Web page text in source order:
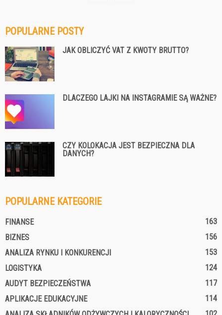
POPULARNE POSTY
JAK OBLICZYĆ VAT Z KWOTY BRUTTO?
DLACZEGO LAJKI NA INSTAGRAMIE SĄ WAŻNE?
CZY KOLOKACJA JEST BEZPIECZNA DLA
DANYCH?
POPULARNE KATEGORIE
FINANSE
163
BIZNES
156
ANALIZA RYNKU I KONKURENCJI
153
LOGISTYKA
124
AUDYT BEZPIECZEŃSTWA
117
APLIKACJE EDUKACYJNE
114